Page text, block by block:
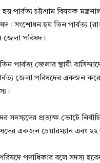
চট্টগ্রাম বিষয়ক
সংশোধন হয় তিন পার্বত্য
জেলা পরিষদ।
পার্বত্য জেলার স্থায়ী
জেলা পরিষদের একজন করে
সদস্যদের প্রত্যক্ষ ভোটে
একজন চেয়ারম্যান এবং
পদাধিকার বলে সদস্য